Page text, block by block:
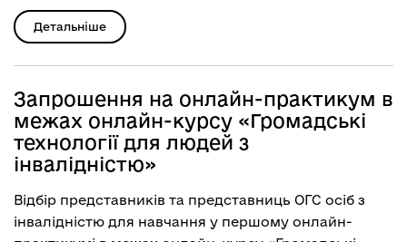
Детальніше
Запрошення на онлайн-практикум в
межах онлайн-курсу «Громадські
технології для людей з
інвалідністю»
Відбір представників та представниць ОГС осіб з
інвалідністю для навчання у першому онлайн-